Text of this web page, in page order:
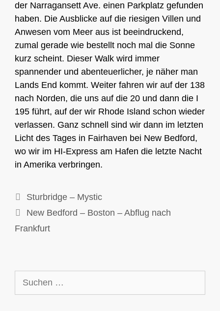
der Narragansett Ave. einen Parkplatz gefunden
haben. Die Ausblicke auf die riesigen Villen und
Anwesen vom Meer aus ist beeindruckend,
zumal gerade wie bestellt noch mal die Sonne
kurz scheint. Dieser Walk wird immer
spannender und abenteuerlicher, je näher man
Lands End kommt. Weiter fahren wir auf der 138
nach Norden, die uns auf die 20 und dann die I
195 führt, auf der wir Rhode Island schon wieder
verlassen. Ganz schnell sind wir dann im letzten
Licht des Tages in Fairhaven bei New Bedford,
wo wir im HI-Express am Hafen die letzte Nacht
in Amerika verbringen.
Sturbridge – Mystic
New Bedford – Boston – Abflug nach
Frankfurt
nach: